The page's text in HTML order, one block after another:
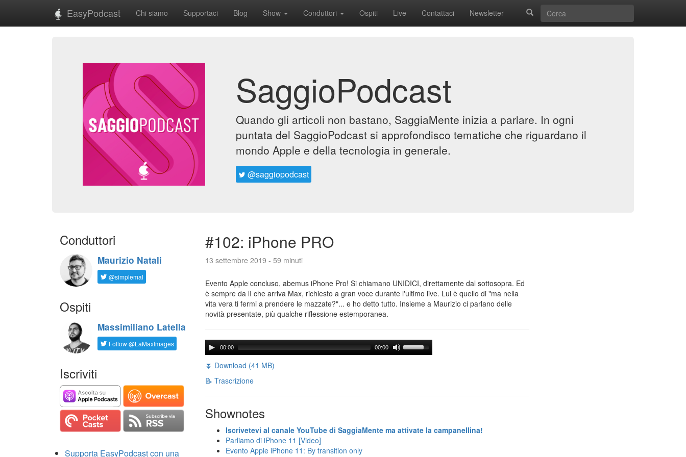
EasyPodcast Chi siamo Supportaci Blog Show Conduttori Ospiti Live Contattaci Newsletter
SaggioPodcast
Quando gli articoli non bastano, SaggiaMente inizia a parlare. In ogni
puntata del SaggioPodcast si approfondisco tematiche che riguardano il
mondo Apple e della tecnologia in generale.
@saggiopodcast
Conduttori
Maurizio Natali
@simplemal
Ospiti
Massimiliano Latella
Follow @LaMaxImages
Iscriviti
Supporta EasyPodcast con una
#102: iPhone PRO
13 settembre 2019 - 59 minuti
Evento Apple concluso, abemus iPhone Pro! Si chiamano UNIDICI, direttamente dal sottosopra. Ed
è sempre da lì che arriva Max, richiesto a gran voce durante l'ultimo live. Lui è quello di "ma nella
vita vera ti fermi a prendere le mazzate?"... e ho detto tutto. Insieme a Maurizio ci parlano delle
novità presentate, più qualche riflessione estemporanea.
00:00 00:00
⏬ Download (41 MB)
📝 Trascrizione
Shownotes
Iscrivetevi al canale YouTube di SaggiaMente ma attivate la campanellina!
Parliamo di iPhone 11 [Video]
Evento Apple iPhone 11: By transition only